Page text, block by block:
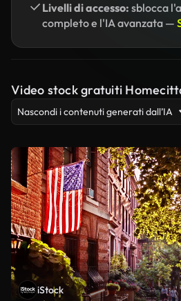
Livelli di accesso: sblocca
completo e l'IA avanzata —
Video stock gratuiti
Nascondi i contenuti generati dall’IA
iStock